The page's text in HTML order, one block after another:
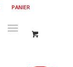
PANIER